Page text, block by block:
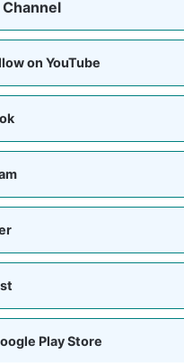
on YouTube
Play Store